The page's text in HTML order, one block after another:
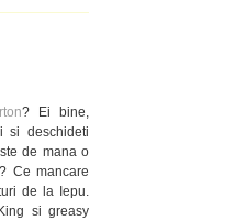
? Ei bine,
si deschideti
de mana o
Ce mancare
de la Iepu.
si greasy